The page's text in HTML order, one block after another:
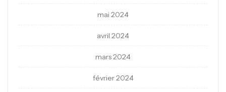
mai 2024
avril 2024
mars 2024
février 2024